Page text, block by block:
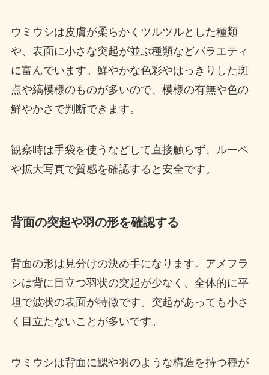
ウミウシは皮膚が柔らかくツルツルとした種類
や、表面に小さな突起が並ぶ種類などバラエティ
に富んでいます。鮮やかな色彩やはっきりした斑
点や縞模様のものが多いので、模様の有無や色の
鮮やかさで判断できます。
観察時は手袋を使うなどして直接触らず、ルーペ
や拡大写真で質感を確認すると安全です。
背面の突起や羽の形を確認する
背面の形は見分けの決め手になります。アメフラ
シは背に目立つ羽状の突起が少なく、全体的に平
坦で波状の表面が特徴です。突起があっても小さ
く目立たないことが多いです。
ウミウシは背面に鰓や羽のような構造を持つ種が